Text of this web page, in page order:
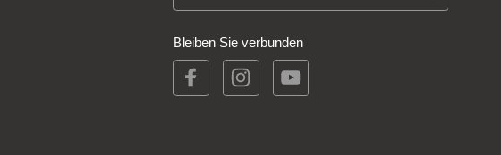
Bleiben Sie verbunden